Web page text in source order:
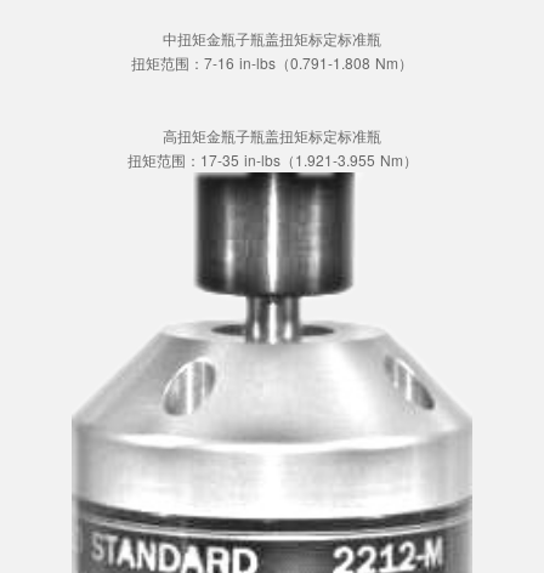
中扭矩金瓶子瓶盖扭矩标定标准瓶
扭矩范围：7-16 in-lbs（0.791-1.808 Nm）
高扭矩金瓶子瓶盖扭矩标定标准瓶
扭矩范围：17-35 in-lbs（1.921-3.955 Nm）